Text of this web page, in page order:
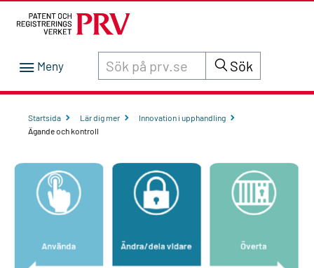
Sök innehåll på siten prv.se Sök
Startsida Lär dig mer
Innovation i upphandling
Ägande och kontroll